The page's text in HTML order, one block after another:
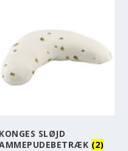
KONGES SLØJD
(2)